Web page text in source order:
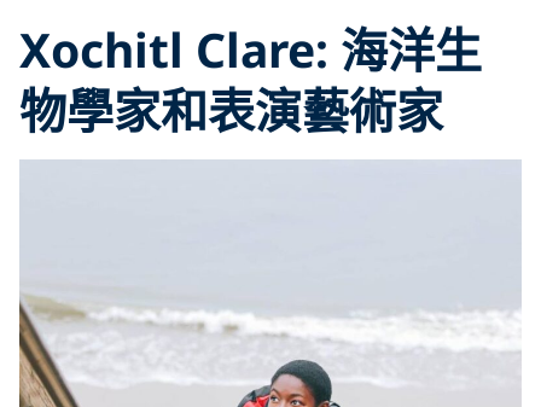
Xochitl Clare: 海洋生
物學家和表演藝術家